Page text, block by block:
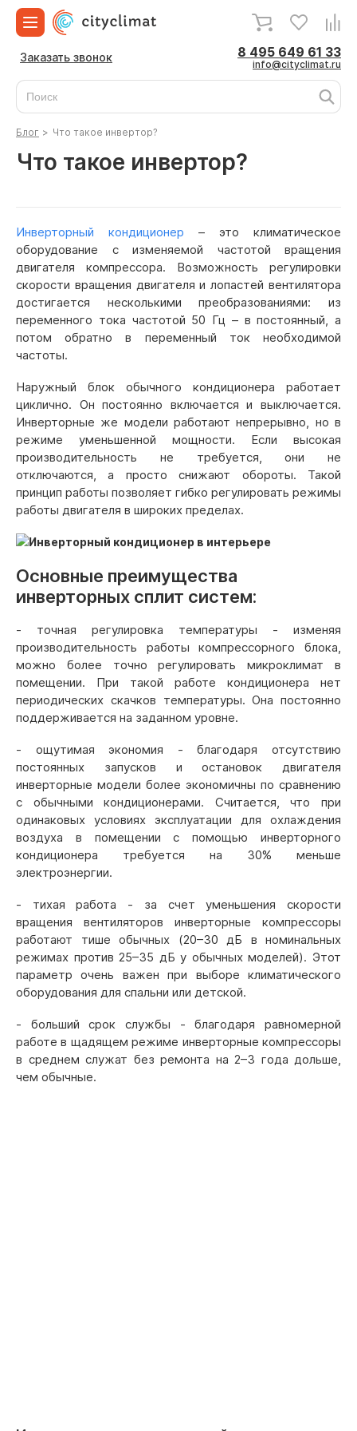
Заказать звонок 8 495 649 61 33
info@cityclimat.ru
Блог > Что такое инвертор?
Что такое инвертор?
Инверторный кондиционер
– это климатическое
оборудование с изменяемой частотой вращения
двигателя компрессора. Возможность регулировки
скорости вращения двигателя и лопастей вентилятора
достигается несколькими преобразованиями: из
переменного тока частотой 50 Гц – в постоянный, а
потом обратно в переменный ток необходимой
частоты.
Наружный блок обычного кондиционера работает
циклично. Он постоянно включается и выключается.
Инверторные же модели работают непрерывно, но в
режиме уменьшенной мощности. Если высокая
производительность не требуется, они не
отключаются, а просто снижают обороты. Такой
принцип работы позволяет гибко регулировать режимы
работы двигателя в широких пределах.
Основные преимущества
инверторных сплит систем:
- точная регулировка температуры - изменяя
производительность работы компрессорного блока,
можно более точно регулировать микроклимат в
помещении. При такой работе кондиционера нет
периодических скачков температуры. Она постоянно
поддерживается на заданном уровне.
- ощутимая экономия - благодаря отсутствию
постоянных запусков и остановок двигателя
инверторные модели более экономичны по сравнению
с обычными кондиционерами. Считается, что при
одинаковых условиях эксплуатации для охлаждения
воздуха в помещении с помощью инверторного
кондиционера требуется на 30% меньше
электроэнергии.
- тихая работа - за счет уменьшения скорости
вращения вентиляторов инверторные компрессоры
работают тише обычных (20–30 дБ в номинальных
режимах против 25–35 дБ у обычных моделей). Этот
параметр очень важен при выборе климатического
оборудования для спальни или детской.
- больший срок службы - благодаря равномерной
работе в щадящем режиме инверторные компрессоры
в среднем служат без ремонта на 2–3 года дольше,
чем обычные.